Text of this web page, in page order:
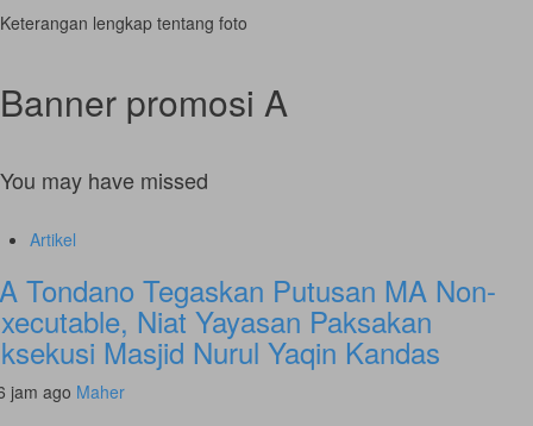
Keterangan lengkap tentang foto
Banner promosi A
You may have missed
Artikel
Tondano Tegaskan Putusan MA Non-
Niat Yayasan Paksakan
Masjid Nurul Yaqin Kandas
jam ago Maher